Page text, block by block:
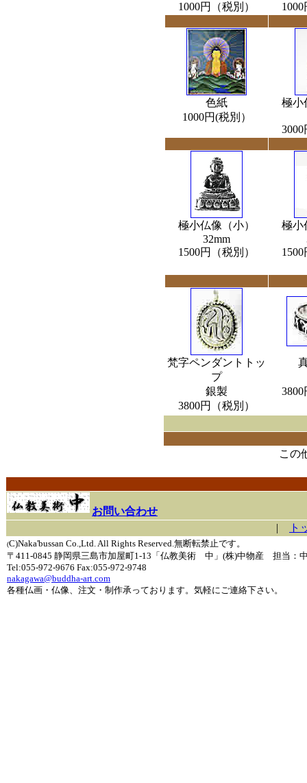
1000円（税別）
色紙
1000円(税別）
極小
極小仏像（小）
32mm
1500円（税別）
極小
梵字ペンダントトッ
プ
銀製
3800円（税別）
この
お問い合わせ
|
ト
(C)Naka'bussan Co.,Ltd. All Rights Reserved.無断転禁止です。
〒411-0845 静岡県三島市加屋町1-13「仏教美術 中」(株)中物産 担当：
Tel:055-972-9676 Fax:055-972-9748
nakagawa@buddha-art.com
各種仏画・仏像、注文・制作承っております。気軽にご連絡下さい。